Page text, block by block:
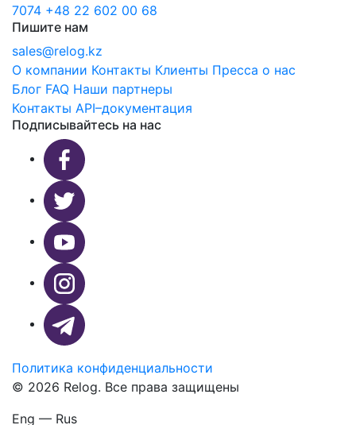
7074 +48 22 602 00 68
Пишите нам
sales@relog.kz
О компании Контакты Клиенты Пресса о нас
Блог FAQ Наши партнеры
Контакты API–документация
Подписывайтесь на нас
Политика конфиденциальности
© 2026 Relog. Все права защищены
Eng — Rus